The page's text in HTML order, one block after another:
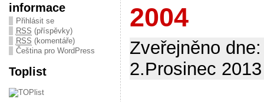
informace
Přihlásit se
RSS (příspěvky)
RSS (komentáře)
Čeština pro WordPress
Toplist
2004
Zveřejněno dne:
2.Prosinec